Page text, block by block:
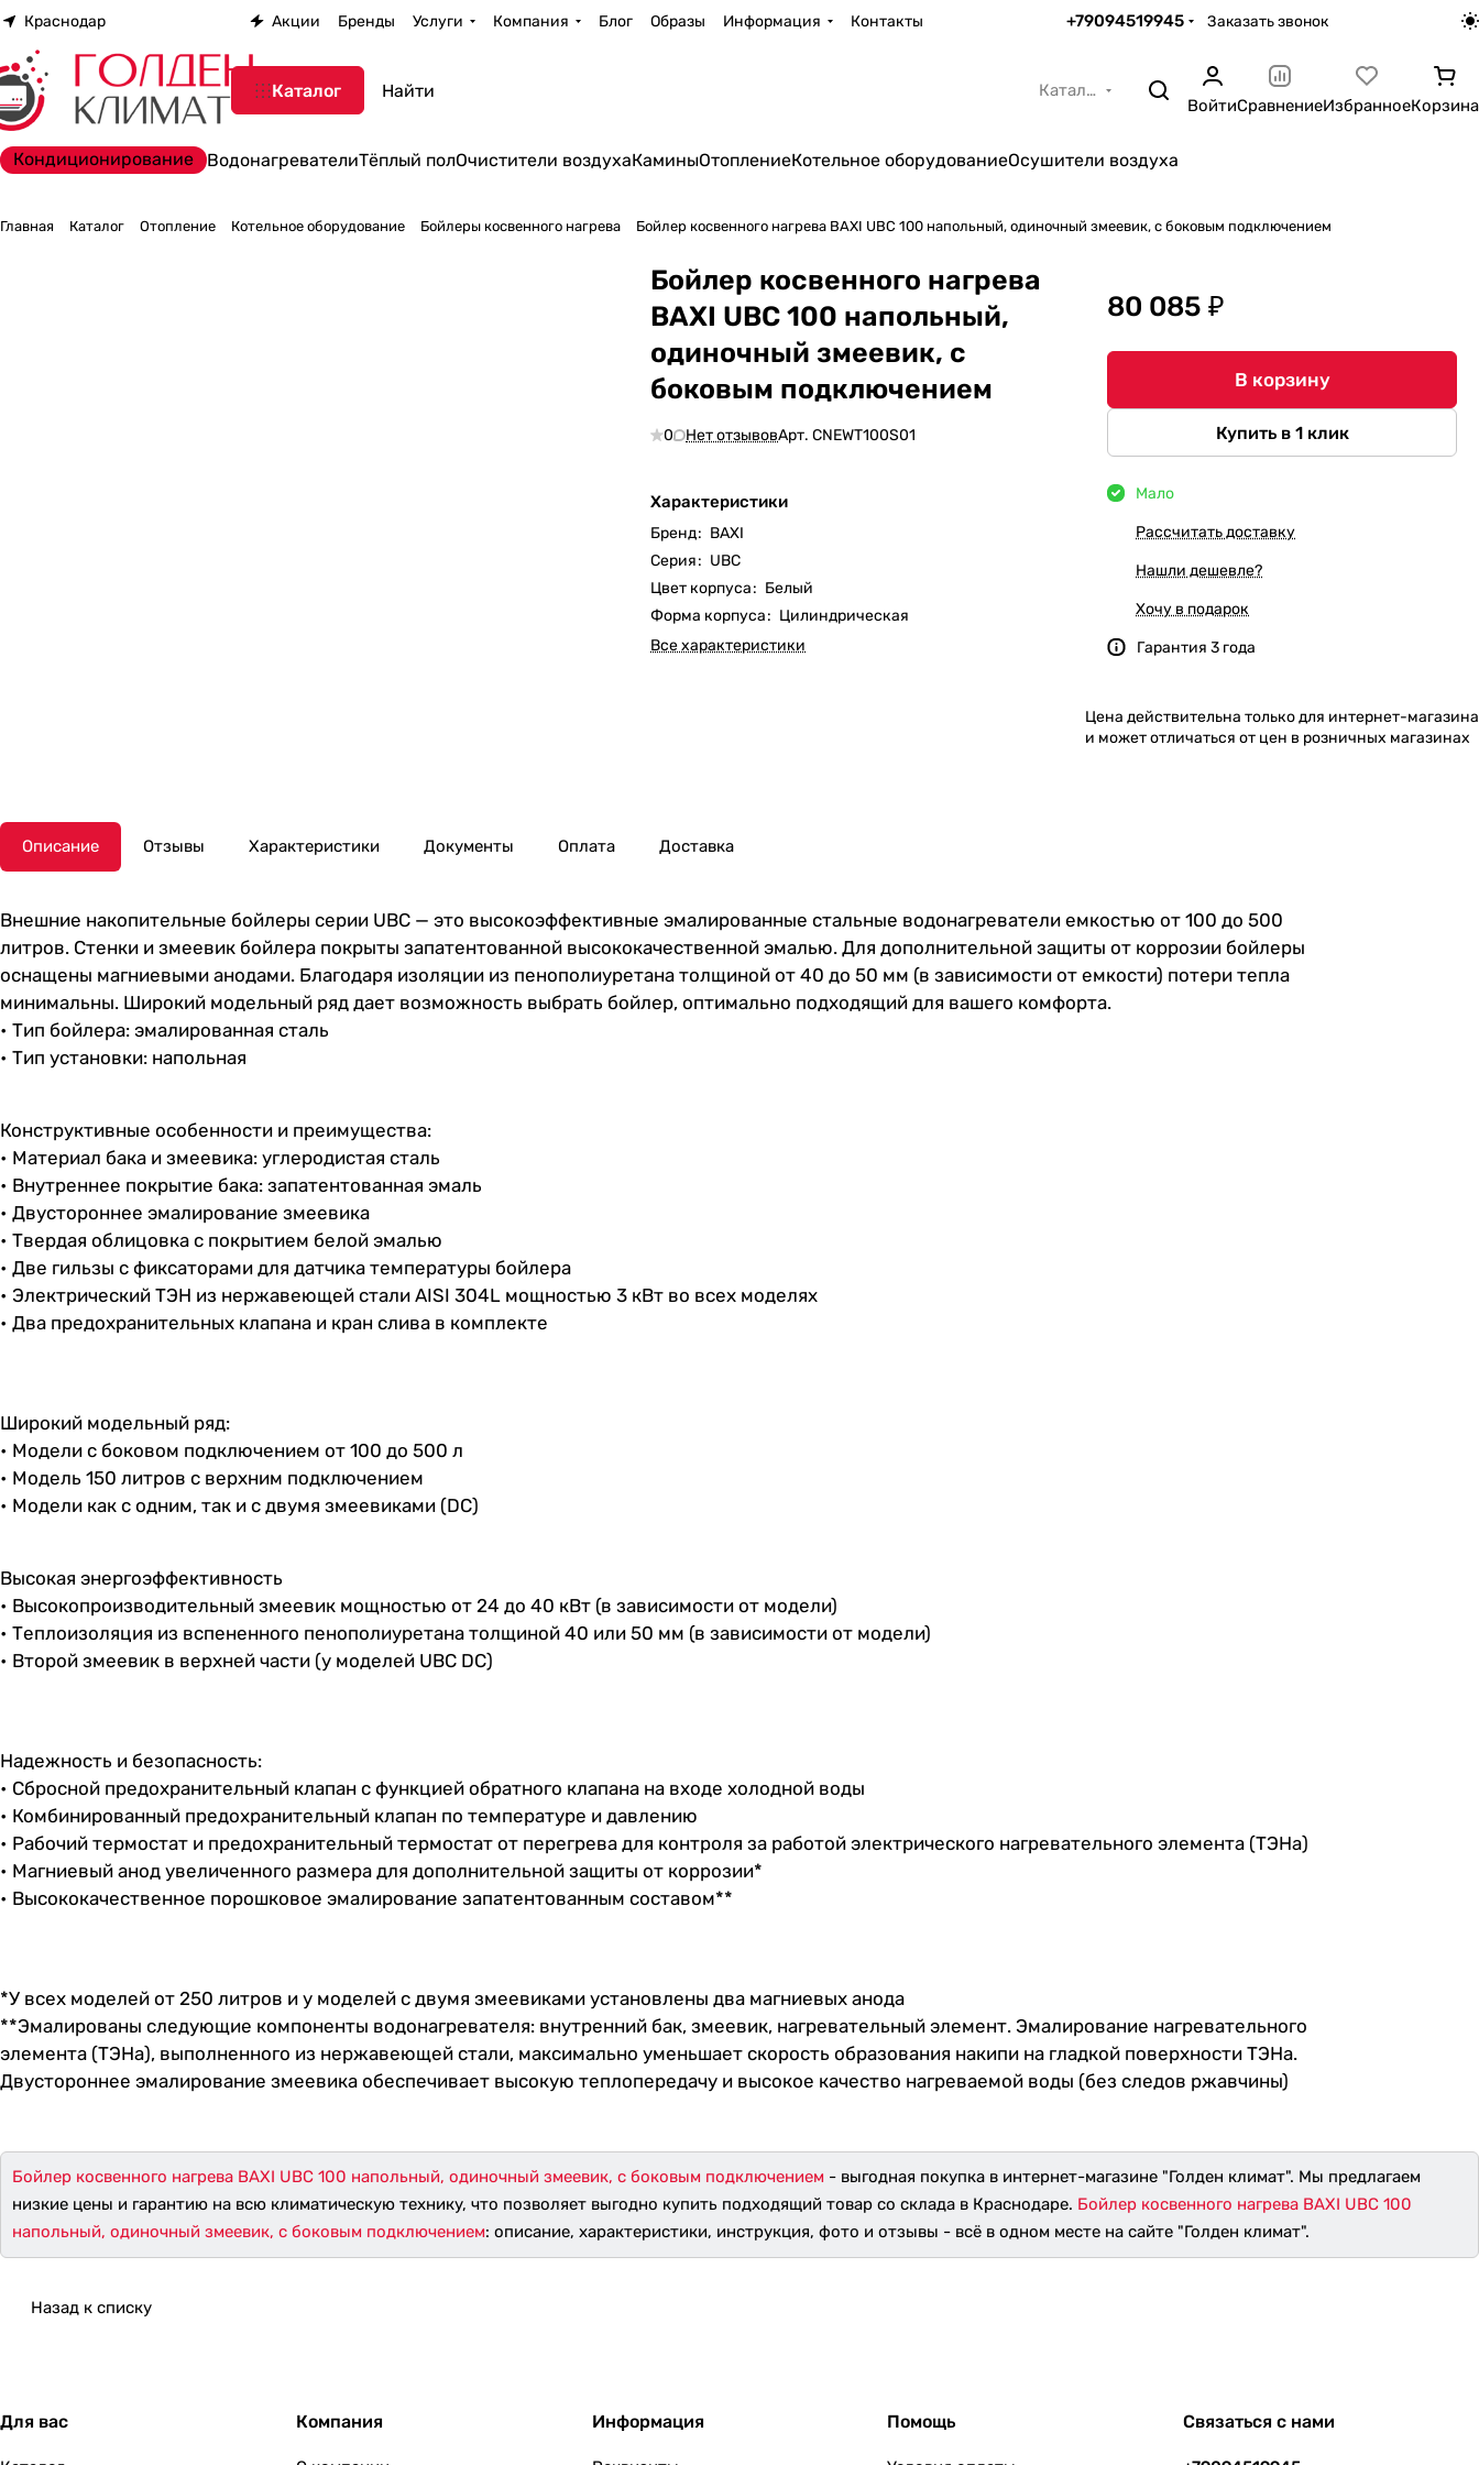
Краснодар Акции Бренды Услуги Компания Блог Образы Информация Контакты +79094519945 Заказать звонок
Каталог Каталог
ВойтиСравнениеИзбранноеКорзина
Кондиционирование ВодонагревателиТёплый полОчистители воздухаКаминыОтоплениеКотельное оборудованиеОсушители воздуха
Главная Каталог Отопление Котельное оборудование Бойлеры косвенного нагрева Бойлер косвенного нагрева BAXI UBC 100 напольный, одиночный змеевик, с боковым подключением
Бойлер косвенного нагрева
BAXI UBC 100 напольный,
одиночный змеевик, с
боковым подключением
0 Нет отзывовАрт.CNEWT100S01
Характеристики
Бренд: BAXI
Серия: UBC
Цвет корпуса: Белый
Форма корпуса: Цилиндрическая
Все характеристики
80 085 ₽
В корзину
Купить в 1 клик
Мало
Рассчитать доставку
Нашли дешевле?
Хочу в подарок
Гарантия 3 года
Цена действительна только для интернет-магазина
и может отличаться от цен в розничных магазинах
Описание Отзывы Характеристики Документы Оплата Доставка
Внешние накопительные бойлеры серии UBС — это высокоэффективные эмалированные стальные водонагреватели емкостью от 100 до 500
литров. Стенки и змеевик бойлера покрыты запатентованной высококачественной эмалью. Для дополнительной защиты от коррозии бойлеры
оснащены магниевыми анодами. Благодаря изоляции из пенополиуретана толщиной от 40 до 50 мм (в зависимости от емкости) потери тепла
минимальны. Широкий модельный ряд дает возможность выбрать бойлер, оптимально подходящий для вашего комфорта.
• Тип бойлера: эмалированная сталь
• Тип установки: напольная
Конструктивные особенности и преимущества:
• Материал бака и змеевика: углеродистая сталь
• Внутреннее покрытие бака: запатентованная эмаль
• Двустороннее эмалирование змеевика
• Твердая облицовка с покрытием белой эмалью
• Две гильзы с фиксаторами для датчика температуры бойлера
• Электрический ТЭН из нержавеющей стали AISI 304L мощностью 3 кВт во всех моделях
• Два предохранительных клапана и кран слива в комплекте
Широкий модельный ряд:
• Модели с боковом подключением от 100 до 500 л
• Модель 150 литров с верхним подключением
• Модели как с одним, так и с двумя змеевиками (DC)
Высокая энергоэффективность
• Высокопроизводительный змеевик мощностью от 24 до 40 кВт (в зависимости от модели)
• Теплоизоляция из вспененного пенополиуретана толщиной 40 или 50 мм (в зависимости от модели)
• Второй змеевик в верхней части (у моделей UBC DC)
Надежность и безопасность:
• Сбросной предохранительный клапан с функцией обратного клапана на входе холодной воды
• Комбинированный предохранительный клапан по температуре и давлению
• Рабочий термостат и предохранительный термостат от перегрева для контроля за работой электрического нагревательного элемента (ТЭНа)
• Магниевый анод увеличенного размера для дополнительной защиты от коррозии*
• Высококачественное порошковое эмалирование запатентованным составом**
*У всех моделей от 250 литров и у моделей с двумя змеевиками установлены два магниевых анода
**Эмалированы следующие компоненты водонагревателя: внутренний бак, змеевик, нагревательный элемент. Эмалирование нагревательного
элемента (ТЭНа), выполненного из нержавеющей стали, максимально уменьшает скорость образования накипи на гладкой поверхности ТЭНа.
Двустороннее эмалирование змеевика обеспечивает высокую теплопередачу и высокое качество нагреваемой воды (без следов ржавчины)
Бойлер косвенного нагрева BAXI UBC 100 напольный, одиночный змеевик, с боковым подключением - выгодная покупка в интернет-магазине "Голден климат". Мы предлагаем
низкие цены и гарантию на всю климатическую технику, что позволяет выгодно купить подходящий товар со склада в Краснодаре. Бойлер косвенного нагрева BAXI UBC 100
напольный, одиночный змеевик, с боковым подключением: описание, характеристики, инструкция, фото и отзывы - всё в одном месте на сайте "Голден климат".
Назад к списку
Для вас Компания Информация Помощь Связаться с нами